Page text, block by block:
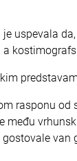
uspevala
rasponu od
među